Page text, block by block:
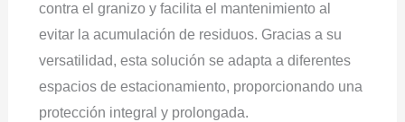
contra el granizo y facilita el mantenimiento al
evitar la acumulación de residuos. Gracias a su
versatilidad, esta solución se adapta a diferentes
espacios de estacionamiento, proporcionando una
protección integral y prolongada.